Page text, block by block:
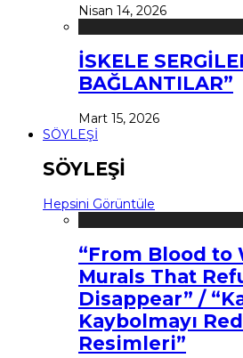
Nisan 14, 2026
İSKELE
BAĞLANTILAR”
Mart 15, 2026
SÖYLEŞİ
SÖYLEŞİ
Hepsini Görüntüle
“From Blood to
Murals That
Disappear” /
Kaybolmayı
Resimleri”